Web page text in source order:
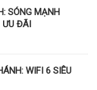
SÓNG MẠNH
ƯU ĐÃI
WIFI 6 SIÊU